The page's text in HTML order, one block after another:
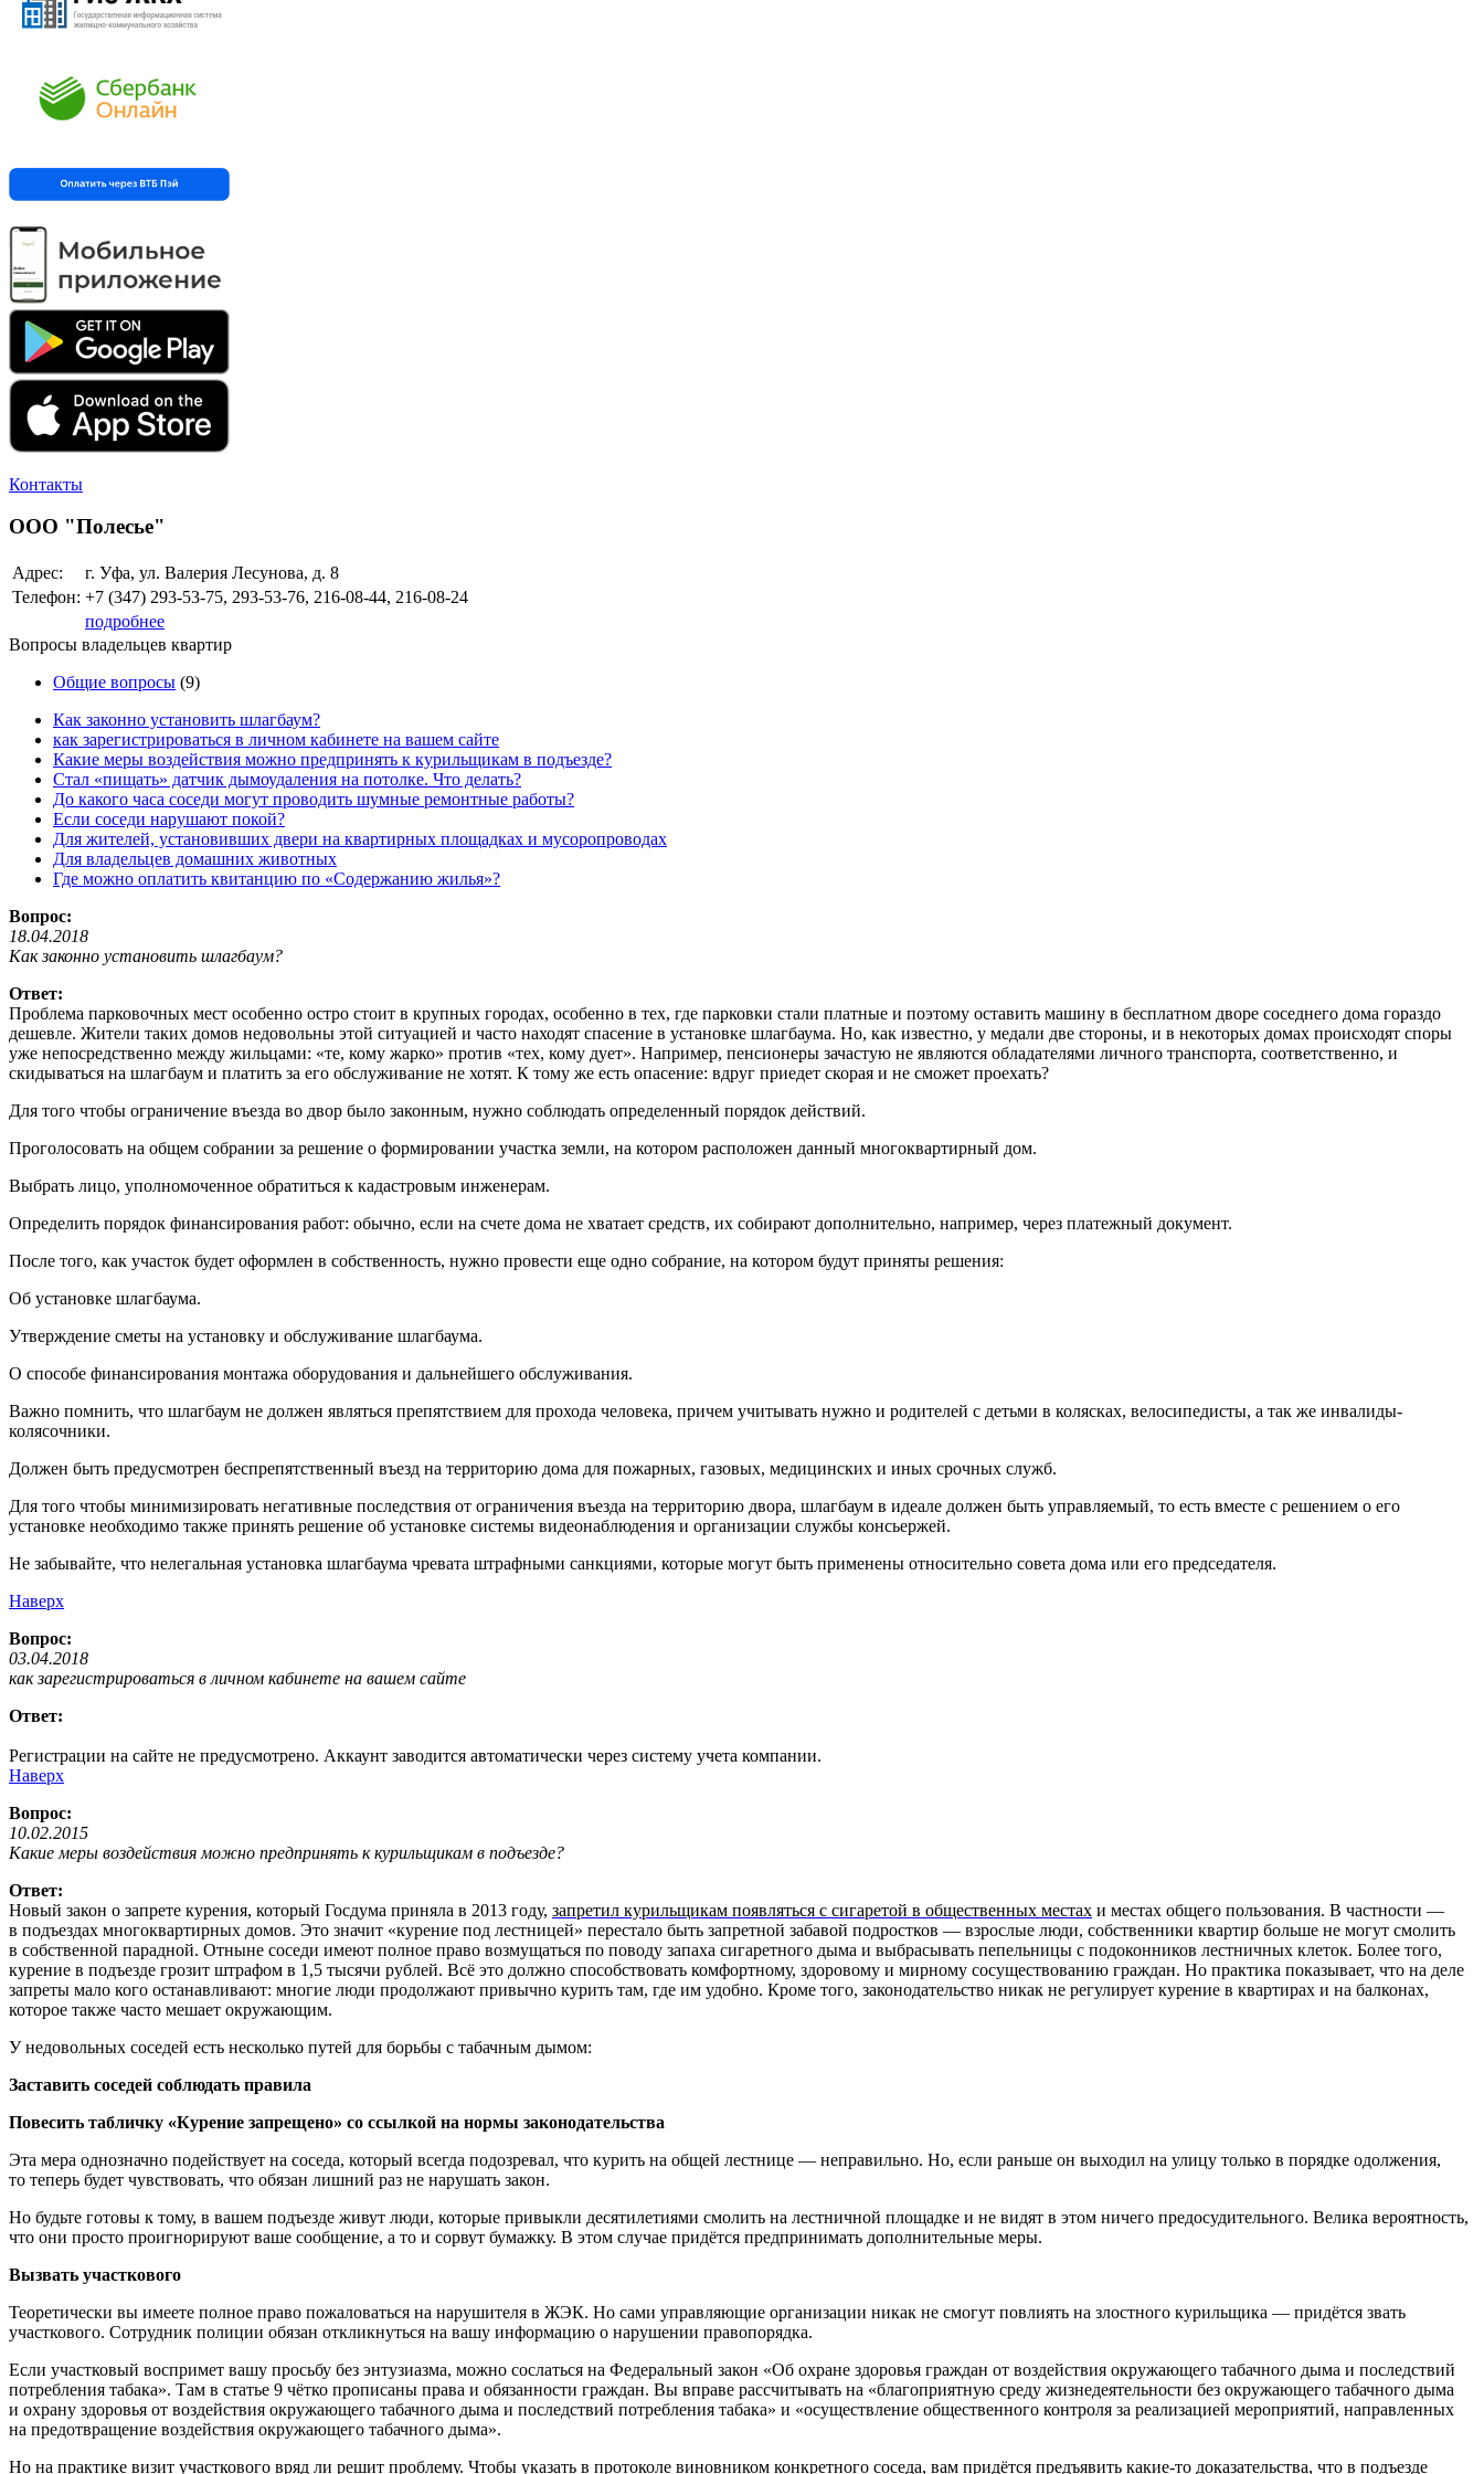
Контакты
ООО "Полесье"
Адрес:
г. Уфа, ул. Валерия Лесунова, д. 8
Телефон: +7 (347) 293-53-75, 293-53-76, 216-08-44, 216-08-24
подробнее
Вопросы владельцев квартир
Общие вопросы (9)
Как законно установить шлагбаум?
как зарегистрироваться в личном кабинете на вашем сайте
Какие меры воздействия можно предпринять к курильщикам в подъезде?
Стал «пищать» датчик дымоудаления на потолке. Что делать?
До какого часа соседи могут проводить шумные ремонтные работы?
Если соседи нарушают покой?
Для жителей, установивших двери на квартирных площадках и мусоропроводах
Для владельцев домашних животных
Где можно оплатить квитанцию по «Содержанию жилья»?
Вопрос:
18.04.2018
Как законно установить шлагбаум?
Ответ:
Проблема парковочных мест особенно остро стоит в крупных городах, особенно в тех, где парковки стали платные и поэтому оставить машину в бесплатном дворе соседнего дома гораздо
дешевле. Жители таких домов недовольны этой ситуацией и часто находят спасение в установке шлагбаума. Но, как известно, у медали две стороны, и в некоторых домах происходят споры
уже непосредственно между жильцами: «те, кому жарко» против «тех, кому дует». Например, пенсионеры зачастую не являются обладателями личного транспорта, соответственно, и
скидываться на шлагбаум и платить за его обслуживание не хотят. К тому же есть опасение: вдруг приедет скорая и не сможет проехать?
Для того чтобы ограничение въезда во двор было законным, нужно соблюдать определенный порядок действий.
Проголосовать на общем собрании за решение о формировании участка земли, на котором расположен данный многоквартирный дом.
Выбрать лицо, уполномоченное обратиться к кадастровым инженерам.
Определить порядок финансирования работ: обычно, если на счете дома не хватает средств, их собирают дополнительно, например, через платежный документ.
После того, как участок будет оформлен в собственность, нужно провести еще одно собрание, на котором будут приняты решения:
Об установке шлагбаума.
Утверждение сметы на установку и обслуживание шлагбаума.
О способе финансирования монтажа оборудования и дальнейшего обслуживания.
Важно помнить, что шлагбаум не должен являться препятствием для прохода человека, причем учитывать нужно и родителей с детьми в колясках, велосипедисты, а так же инвалиды-
колясочники.
Должен быть предусмотрен беспрепятственный въезд на территорию дома для пожарных, газовых, медицинских и иных срочных служб.
Для того чтобы минимизировать негативные последствия от ограничения въезда на территорию двора, шлагбаум в идеале должен быть управляемый, то есть вместе с решением о его
установке необходимо также принять решение об установке системы видеонаблюдения и организации службы консьержей.
Не забывайте, что нелегальная установка шлагбаума чревата штрафными санкциями, которые могут быть применены относительно совета дома или его председателя.
Наверх
Вопрос:
03.04.2018
как зарегистрироваться в личном кабинете на вашем сайте
Ответ:
Регистрации на сайте не предусмотрено. Аккаунт заводится автоматически через систему учета компании.
Наверх
Вопрос:
10.02.2015
Какие меры воздействия можно предпринять к курильщикам в подъезде?
Ответ:
Новый закон о запрете курения, который Госдума приняла в 2013 году, запретил курильщикам появляться с сигаретой в общественных местах и местах общего пользования. В частности —
в подъездах многоквартирных домов. Это значит «курение под лестницей» перестало быть запретной забавой подростков — взрослые люди, собственники квартир больше не могут смолить
в собственной парадной. Отныне соседи имеют полное право возмущаться по поводу запаха сигаретного дыма и выбрасывать пепельницы с подоконников лестничных клеток. Более того,
курение в подъезде грозит штрафом в 1,5 тысячи рублей. Всё это должно способствовать комфортному, здоровому и мирному сосуществованию граждан. Но практика показывает, что на деле
запреты мало кого останавливают: многие люди продолжают привычно курить там, где им удобно. Кроме того, законодательство никак не регулирует курение в квартирах и на балконах,
которое также часто мешает окружающим.
У недовольных соседей есть несколько путей для борьбы с табачным дымом:
Заставить соседей соблюдать правила
Повесить табличку «Курение запрещено» со ссылкой на нормы законодательства
Эта мера однозначно подействует на соседа, который всегда подозревал, что курить на общей лестнице — неправильно. Но, если раньше он выходил на улицу только в порядке одолжения,
то теперь будет чувствовать, что обязан лишний раз не нарушать закон.
Но будьте готовы к тому, в вашем подъезде живут люди, которые привыкли десятилетиями смолить на лестничной площадке и не видят в этом ничего предосудительного. Велика вероятность,
что они просто проигнорируют ваше сообщение, а то и сорвут бумажку. В этом случае придётся предпринимать дополнительные меры.
Вызвать участкового
Теоретически вы имеете полное право пожаловаться на нарушителя в ЖЭК. Но сами управляющие организации никак не смогут повлиять на злостного курильщика — придётся звать
участкового. Сотрудник полиции обязан откликнуться на вашу информацию о нарушении правопорядка.
Если участковый воспримет вашу просьбу без энтузиазма, можно сослаться на Федеральный закон «Об охране здоровья граждан от воздействия окружающего табачного дыма и последствий
потребления табака». Там в статье 9 чётко прописаны права и обязанности граждан. Вы вправе рассчитывать на «благоприятную среду жизнедеятельности без окружающего табачного дыма
и охрану здоровья от воздействия окружающего табачного дыма и последствий потребления табака» и «осуществление общественного контроля за реализацией мероприятий, направленных
на предотвращение воздействия окружающего табачного дыма».
Но на практике визит участкового вряд ли решит проблему. Чтобы указать в протоколе виновником конкретного соседа, вам придётся предъявить какие-то доказательства, что в подъезде